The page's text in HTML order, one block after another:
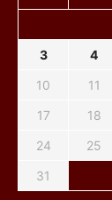
3
4
10
11
17
18
24
25
31